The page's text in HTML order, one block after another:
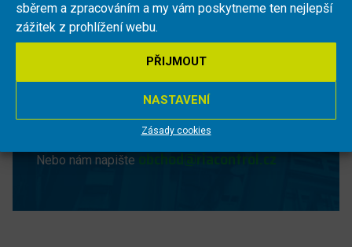
sběrem a zpracováním a my vám poskytneme ten nejlepší
zážitek z prohlížení webu.
PŘIJMOUT
NASTAVENÍ
Zásady cookies
Netrapte se s manuálem a
raději nám zavolejte!
Nemůžete najít co potřebujete? Ozvěte se nám,
Zavolejte nám na číslo+420 733 445 222
Nebo nám napište obchod@riacontrol.cz